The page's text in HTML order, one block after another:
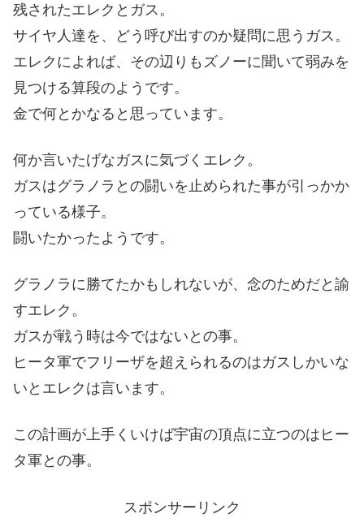
残されたエレクとガス。
サイヤ人達を、どう呼び出すのか疑問に思うガス。
エレクによれば、その辺りもズノーに聞いて弱みを
見つける算段のようです。
金で何とかなると思っています。
何か言いたげなガスに気づくエレク。
ガスはグラノラとの闘いを止められた事が引っかか
っている様子。
闘いたかったようです。
グラノラに勝てたかもしれないが、念のためだと諭
すエレク。
ガスが戦う時は今ではないとの事。
ヒータ軍でフリーザを超えられるのはガスしかいな
いとエレクは言います。
この計画が上手くいけば宇宙の頂点に立つのはヒー
タ軍との事。
スポンサーリンク